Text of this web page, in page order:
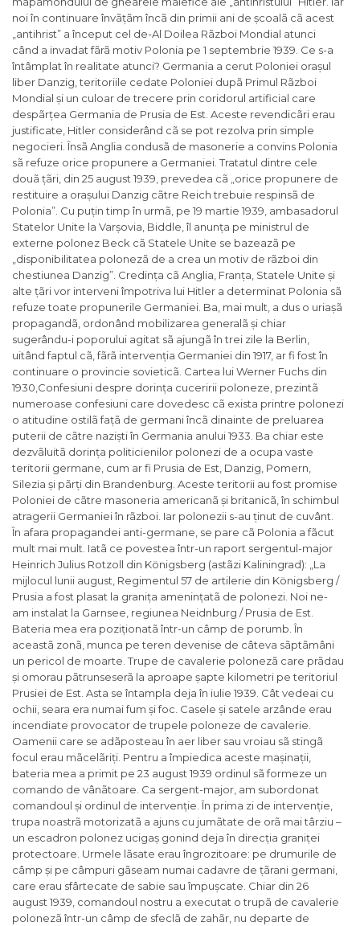
noi în continuare învãțãm încã din primii ani de școalã cã acest
„antihrist” a început cel de-Al Doilea Rãzboi Mondial atunci
când a invadat fãrã motiv Polonia pe 1 septembrie 1939. Ce s-a
întâmplat în realitate atunci? Germania a cerut Poloniei orașul
liber Danzig, teritoriile cedate Poloniei dupã Primul Rãzboi
Mondial și un culoar de trecere prin coridorul artificial care
despãrțea Germania de Prusia de Est. Aceste revendicãri erau
justificate, Hitler considerând cã se pot rezolva prin simple
negocieri. Însã Anglia condusã de masonerie a convins Polonia
sã refuze orice propunere a Germaniei. Tratatul dintre cele
douã țãri, din 25 august 1939, prevedea cã „ orice propunere de
restituire a orașului Danzig cãtre Reich trebuie respinsã de
Polonia”. Cu puțin timp în urmã, pe 19 martie 1939, ambasadorul
Statelor Unite la Varșovia, Biddle, îl anunța pe ministrul de
externe polonez Beck cã Statele Unite se bazeazã pe
disponibilitatea polonezã de a crea un motiv de rãzboi din
chestiunea Danzig”. Credința cã Anglia, Franța, Statele Unite și
alte țãri vor interveni împotriva lui Hitler a determinat Polonia sã
refuze toate propunerile Germaniei. Ba, mai mult, a dus o uriașã
propagandã, ordonând mobilizarea generalã și chiar
sugerându-i poporului agitat sã ajungã în trei zile la Berlin,
uitând faptul cã, fãrã intervenția Germaniei din 1917, ar fi fost în
continuare o provincie sovieticã. Cartea lui Werner Fuchs din
1930, Confesiuni despre dorința cuceririi poloneze , prezintã
numeroase confesiuni care dovedesc cã exista printre polonezi
o atitudine ostilã fațã de germani încã dinainte de preluarea
puterii de cãtre naziști în Germania anului 1933. Ba chiar este
dezvãluitã dorința politicienilor polonezi de a ocupa vaste
teritorii germane, cum ar fi Prusia de Est, Danzig, Pomern,
Silezia și pãrți din Brandenburg. Aceste teritorii au fost promise
Poloniei de cãtre masoneria americanã și britanicã, în schimbul
atragerii Germaniei în rãzboi. Iar polonezii s-au ținut de cuvânt.
În afara propagandei anti-germane, se pare cã Polonia a fãcut
mult mai mult. Iatã ce povestea într-un raport sergentul-major
Heinrich Julius Rotzoll din Königsberg (astãzi Kaliningrad): „ La
mijlocul lunii august, Regimentul 57 de artilerie din Königsberg /
Prusia a fost plasat la granița amenințatã de polonezi. Noi ne-
am instalat la Garnsee, regiunea Neidnburg / Prusia de Est.
Bateria mea era poziționatã într-un câmp de porumb. În
aceastã zonã, munca pe teren devenise de câteva sãptãmâni
un pericol de moarte. Trupe de cavalerie polonezã care prãdau
și omorau pãtrunseserã la aproape șapte kilometri pe teritoriul
Prusiei de Est. Asta se întampla deja în iulie 1939. Cât vedeai cu
ochii, seara era numai fum și foc. Casele și satele arzânde erau
incendiate provocator de trupele poloneze de cavalerie.
Oamenii care se adãposteau în aer liber sau vroiau sã stingã
focul erau mãcelãriți. Pentru a împiedica aceste mașinații,
bateria mea a primit pe 23 august 1939 ordinul sã formeze un
comando de vânãtoare. Ca sergent-major, am subordonat
comandoul și ordinul de intervenție. În prima zi de intervenție,
trupa noastrã motorizatã a ajuns cu jumãtate de orã mai târziu –
un escadron polonez ucigaș gonind deja în direcția graniței
protectoare. Urmele lãsate erau îngrozitoare: pe drumurile de
câmp și pe câmpuri gãseam numai cadavre de țãrani germani,
care erau sfârtecate de sabie sau împușcate. Chiar din 26
august 1939, comandoul nostru a executat o trupã de cavalerie
polonezã într-un câmp de sfeclã de zahãr, nu departe de